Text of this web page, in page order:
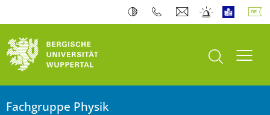
Suche öffnen
Fachgruppe Physik